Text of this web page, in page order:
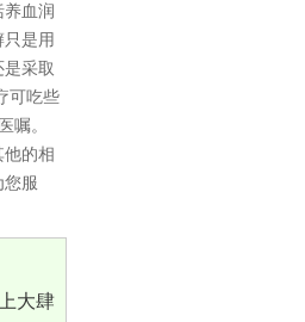
血润
是用
采取
可吃些
嘱。
他的相
您服
大肆